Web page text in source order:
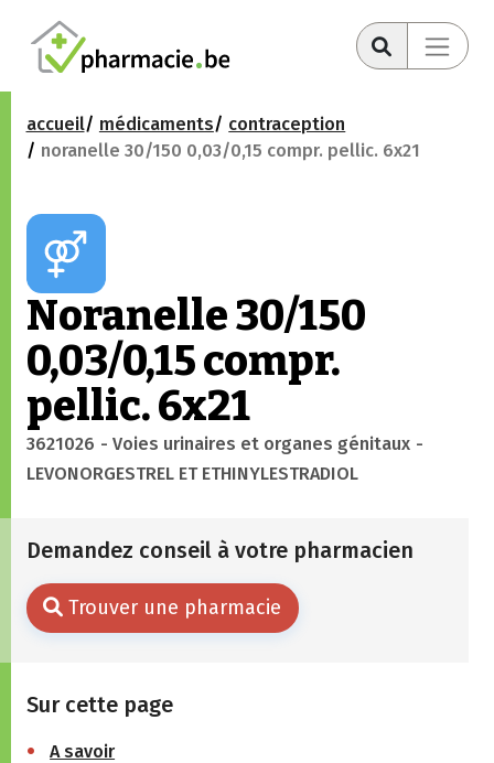
accueil médicaments
contraception
noranelle 30/150 0,03/0,15 compr. pellic. 6x21
Noranelle 30/150
0,03/0,15 compr.
pellic. 6x21
3621026 - Voies urinaires et organes génitaux -
LEVONORGESTREL ET ETHINYLESTRADIOL
Demandez conseil à votre pharmacien
Trouver une pharmacie
Sur cette page
A savoir